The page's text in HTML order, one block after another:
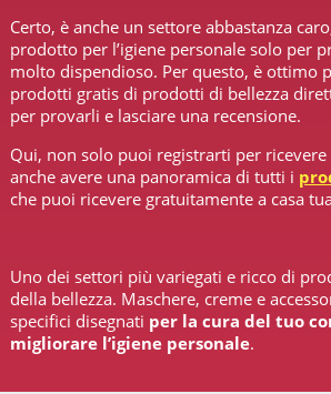
Certo, è anche un settore abbastanza
prodotto per l’igiene personale solo per
molto dispendioso. Per questo, è ottimo
prodotti gratis di prodotti di bellezza
per provarli e lasciare una recensione.
Qui, non solo puoi registrarti per
anche avere una panoramica di tutti i
che puoi ricevere gratuitamente a casa
Uno dei settori più variegati e ricco di
della bellezza. Maschere, creme e
specifici disegnati per la cura del tuo
migliorare l’igiene personale.